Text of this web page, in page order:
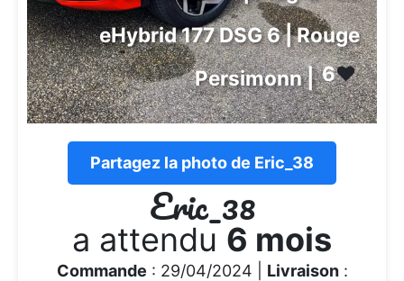
eHybrid 177 DSG 6 | Rouge
Persimonn |6❤️
Partagez la photo de Eric_38
Eric_38
a attendu 6 mois
Commande : 29/04/2024 | Livraison: